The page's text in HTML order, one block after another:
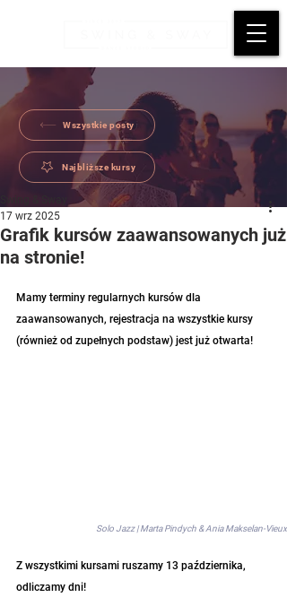
Wszystkie posty
Najbliższe kursy
Grafik kursów zaawansowanych już
na stronie!
17 wrz 2025
Mamy terminy regularnych kursów dla
zaawansowanych, rejestracja na wszystkie kursy
(również od zupełnych podstaw) jest już otwarta!
Solo Jazz | Marta Pindych & Ania Makselan-Vieux
Z wszystkimi kursami ruszamy 13 października,
odliczamy dni!